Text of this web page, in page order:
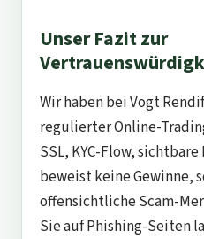
Unser Fazit zur
Wir haben bei Vogt
regulierter Online-
SSL, KYC-Flow,
beweist keine Gewinne,
offensichtliche Scam-
Sie auf Phishing-Seiten